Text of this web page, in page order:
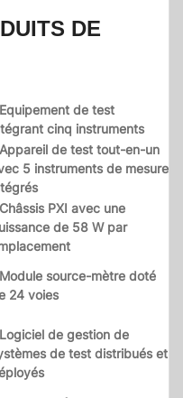
DE
de test
cinq instruments
de test tout-en-un
5 instruments de mesure
PXI avec une
de 58 W par
source-mètre doté
24 voies
de gestion de
de test distribués et